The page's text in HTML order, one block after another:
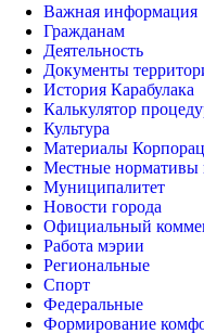
Важная информация
Гражданам
Деятельность
Документы
История Карабулака
Калькулятор
Культура
Материалы
Местные нормативы
Муниципалитет
Новости города
Официальный
Работа мэрии
Региональные
Спорт
Федеральные
Формирование